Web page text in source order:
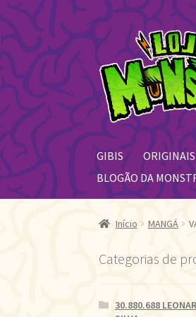
Pular
para
navegação
Pular
para
o
conteúdo
GIBIS ORIGINAIS
BLOGÃO DA
Início MANGÁ
Categorias de
30.880.688